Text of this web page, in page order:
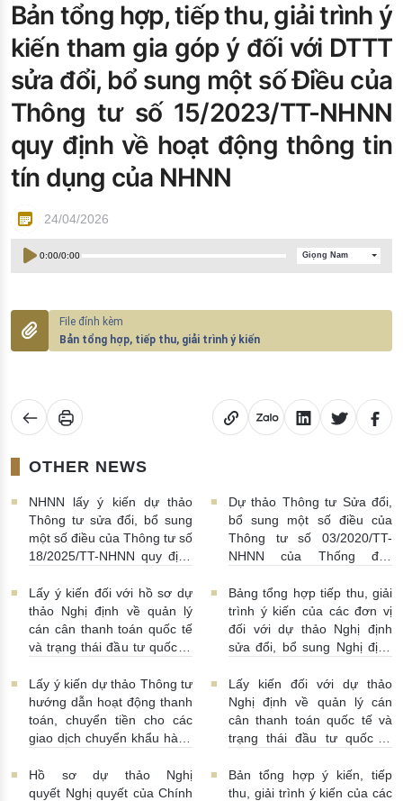
Đào tạo ISO
Bản tổng hợp, tiếp thu, giải trình ý
kiến tham gia góp ý đối với DTTT
sửa đổi, bổ sung một số Điều của
Thông tư số 15/2023/TT-NHNN
quy định về hoạt động thông tin
tín dụng của NHNN
24/04/2026
0:00/0:00 Giọng Nam
Bản tổng hợp, tiếp thu, giải trình ý kiến
OTHER NEWS
NHNN lấy ý kiến dự thảo
Thông tư sửa đổi, bổ sung
một số điều của Thông tư số
18/2025/TT-NHNN quy định
sẻ thông tin của Hệ thống
thông tin phục vụ công tác
giám sát hoạt động QTDND
và tổ chức TCVM
Dự thảo Thông tư Sửa đổi,
bổ sung một số điều của
Thông tư số 03/2020/TT-
NHNN của Thống đốc
tiền của NHNN 03/08/2026 |
11:16:00
Lấy ý kiến đối với hồ sơ dự
thảo Nghị định về quản lý
cán cân thanh toán quốc tế
và trạng thái đầu tư quốc tế
10:00:00
Bảng tổng hợp tiếp thu, giải
trình ý kiến của các đơn vị
đối với dự thảo Nghị định
sửa đổi, bổ sung Nghị định
30/07/2026 | 09:09:00
Lấy ý kiến dự thảo Thông tư
hướng dẫn hoạt động thanh
toán, chuyển tiền cho các
giao dịch chuyển khẩu hàng
Lấy kiến đối với dự thảo
Nghị định về quản lý cán
cân thanh toán quốc tế và
trạng thái đầu tư quốc tế
15:00:00
Hồ sơ dự thảo Nghị
quyết Nghị quyết của Chính
Bản tổng hợp ý kiến, tiếp
thu, giải trình ý kiến của các